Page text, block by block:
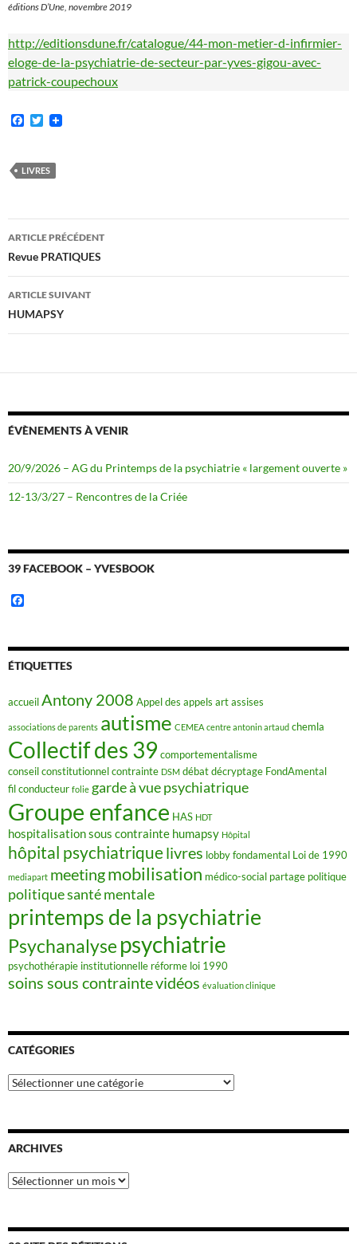
éditions D’Une, novembre 2019
http://editionsdune.fr/catalogue/44-mon-metier-d-infirmier-
eloge-de-la-psychiatrie-de-secteur-par-yves-gigou-avec-
patrick-coupechoux
F
b
o
T
t
e
LIVRES
Navigation
des
articles
ARTICLE PRÉCÉDENT
Revue PRATIQUES
ARTICLE SUIVANT
HUMAPSY
ÉVÈNEMENTS À VENIR
20/9/2026 – AG du Printemps de la psychiatrie « largement ouverte »
12-13/3/27 – Rencontres de la Criée
39 FACEBOOK – YVESBOOK
b
o
o
ÉTIQUETTES
accueilAntony 2008 Appel des appels artassises
associations de parents autisme CEMEA centre antonin artaud chemla
Collectif des 39 comportementalisme
conseil constitutionnelcontrainte DSM débatdécryptage FondAmental
fil conducteur folie garde à vue psychiatrique
Groupe enfance HAS HDT
hospitalisation sous contrainte humapsy Hôpital
hôpital psychiatriquelivres lobby fondamental Loi de 1990
mediapart meetingmobilisation médico-social partage politique
politique santé mentale
printemps de la psychiatrie
Psychanalyse psychiatrie
psychothérapie institutionnelle réforme loi 1990
soins sous contraintevidéos évaluation clinique
CATÉGORIES
Catégories
ARCHIVES
Archives